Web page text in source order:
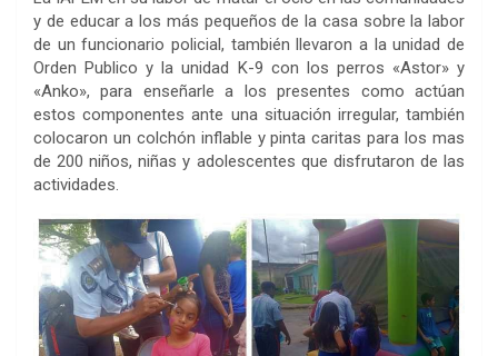
y de educar a los más pequeños de la casa sobre la labor
de un funcionario policial, también llevaron a la unidad de
Orden Publico y la unidad K-9 con los perros «Astor» y
«Anko», para enseñarle a los presentes como actúan
estos componentes ante una situación irregular, también
colocaron un colchón inflable y pinta caritas para los mas
de 200 niños, niñas y adolescentes que disfrutaron de las
actividades.